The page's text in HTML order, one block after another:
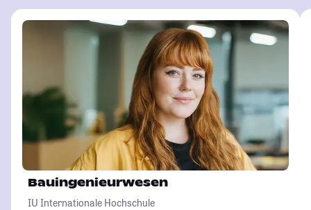
Bauingenieurwesen
IU Internationale Hochschule